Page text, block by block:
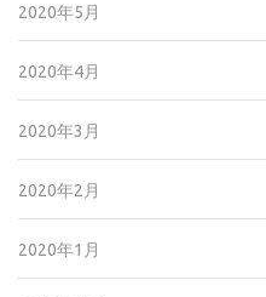
2020年5月
2020年4月
2020年3月
2020年2月
2020年1月